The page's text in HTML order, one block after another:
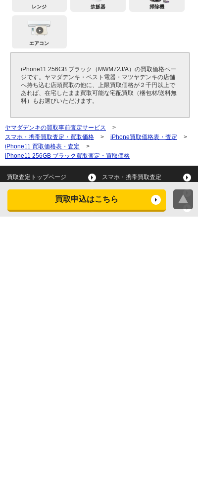
買取申込はこちら
レンジ 炊飯器 掃除機
エアコン
iPhone11 256GB ブラック（MWM72J/A）の買取価格ペー
ジです。ヤマダデンキ・ベスト電器・マツヤデンキの店舗
へ持ち込む店頭買取の他に、上限買取価格が２千円以上で
あれば、在宅したまま買取可能な宅配買取（梱包材/送料無
料）もお選びいただけます。
ヤマダデンキの買取事前査定サービス
>
スマホ・携帯買取査定・買取価格
> iPhone買取価格表・査定
>
iPhone11 買取価格表・査定
>
iPhone11 256GB ブラック買取査定・買取価格
買取査定トップページ スマホ・携帯買取査定
タブレット買取査定
スマートウォッチ買取査定